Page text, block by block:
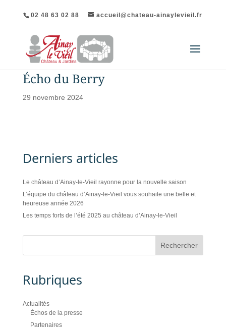
02 48 63 02 88 accueil@chateau-ainaylevieil.fr
Écho du Berry
29 novembre 2024
Derniers articles
Le château d’Ainay-le-Vieil rayonne pour la nouvelle saison
L’équipe du château d’Ainay-le-Vieil vous souhaite une belle et
heureuse année 2026
Les temps forts de l’été 2025 au château d’Ainay-le-Vieil
Rubriques
Actualités
Échos de la presse
Partenaires